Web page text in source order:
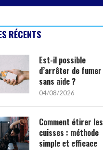
RÉCENTS
Est-il possible
d’arrêter de fumer
sans aide ?
04/08/2026
Comment étirer les
cuisses : méthode
simple et efficace